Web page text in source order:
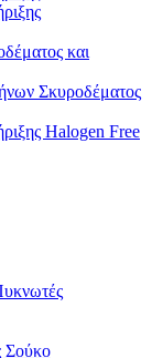
και
Σκυροδέματος
Halogen Free
Σούκο